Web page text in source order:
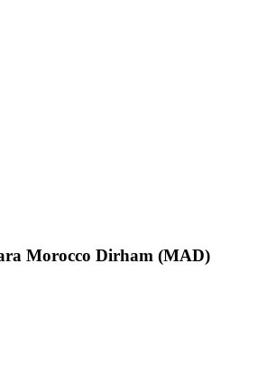
Morocco Dirham (MAD)